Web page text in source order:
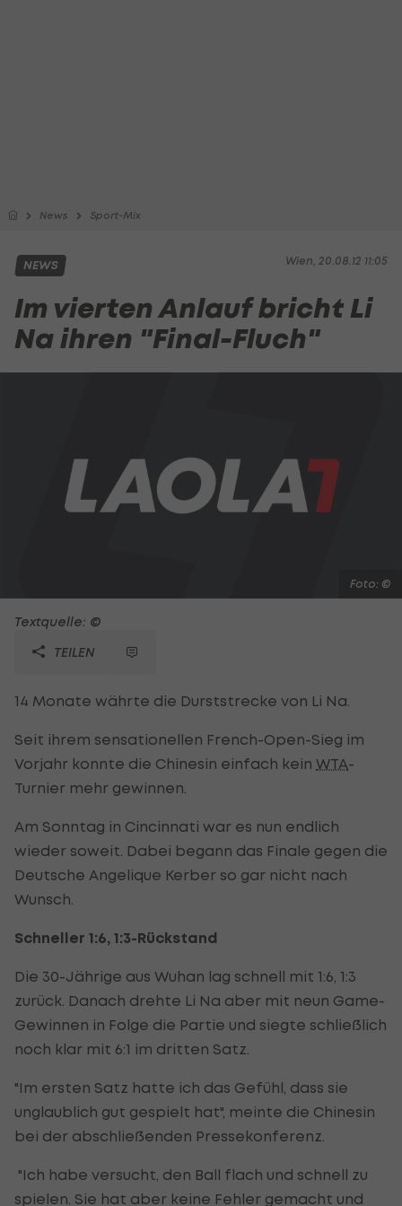
News Sport-Mix
Wien, 20.08.12 11:05
NEWS
Im vierten Anlauf bricht Li
Na ihren "Final-Fluch"
Foto: ©
Textquelle: ©
TEILEN
14 Monate währte die Durststrecke von Li Na.
Seit ihrem sensationellen French-Open-Sieg im
Vorjahr konnte die Chinesin einfach kein WTA-
Turnier mehr gewinnen.
Am Sonntag in Cincinnati war es nun endlich
wieder soweit. Dabei begann das Finale gegen die
Deutsche Angelique Kerber so gar nicht nach
Wunsch.
Schneller 1:6, 1:3-Rückstand
Die 30-Jährige aus Wuhan lag schnell mit 1:6, 1:3
zurück. Danach drehte Li Na aber mit neun Game-
Gewinnen in Folge die Partie und siegte schließlich
noch klar mit 6:1 im dritten Satz.
"Im ersten Satz hatte ich das Gefühl, dass sie
unglaublich gut gespielt hat", meinte die Chinesin
bei der abschließenden Pressekonferenz.
"Ich habe versucht, den Ball flach und schnell zu
spielen. Sie hat aber keine Fehler gemacht und